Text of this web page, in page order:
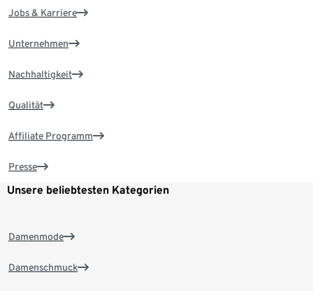
Jobs & Karriere
Unternehmen
Nachhaltigkeit
Qualität
Affiliate Programm
Presse
Unsere beliebtesten Kategorien
Damenmode
Damenschmuck